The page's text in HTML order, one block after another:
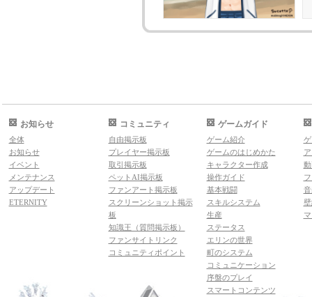
お知らせ
全体
お知らせ
イベント
メンテナンス
アップデート
ETERNITY
コミュニティ
自由掲示板
プレイヤー掲示板
取引掲示板
ペットAI掲示板
ファンアート掲示板
スクリーンショット掲示
板
知識王（質問掲示板）
ファンサイトリンク
コミュニティポイント
ゲームガイド
ゲーム紹介
ゲームのはじめかた
キャラクター作成
操作ガイド
基本戦闘
スキルシステム
生産
ステータス
エリンの世界
町のシステム
コミュニケーション
序盤のプレイ
スマートコンテンツ